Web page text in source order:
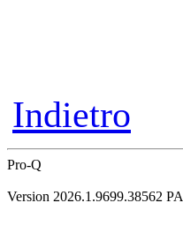
Indietro
Pro-Q
Version 2026.1.9699.38562 PA